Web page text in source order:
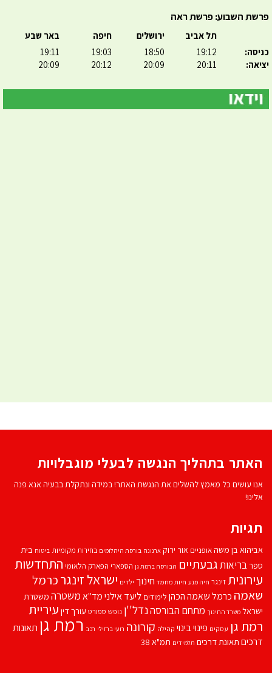
פרשת השבוע: פרשת ראה
כניסה:
יציאה:
תל אביב
19:12
20:11
ירושלים
18:50
20:09
חיפה
19:03
20:12
באר שבע
19:11
20:09
האתר בתהליך הנגשה לבעלי מוגבלויות
אנו עושים כל מאמץ להשלים את הנגשת האתר! במידה ונתקלת בבעיה אנא פנה
אלינו!
תגיות
אביהוא בן משהאופניים אור ירוק ארנונה בורסת היהלומים בחירות מקומיות ביטוח בית
ספרבריאותגבעתיים הבורסה ברמת גן הספארי הפארק הלאומי התחדשות
עירוניתזינגר חיה מנע חיות מחמד חינוך ילדים ישראל זינגרכרמל
שאמה כרמל שאמה הכהן לימודים ליעד אילנימד''אמשטרה משטרת
ישראל משרד החינוך מתחם הבורסהנדל''ן נופש ספורט עורך דין עיריית
רמת גן עסקים פינוי בינוי קהילה קורונה רועי ברזילי רכב רמת גן תאונות
דרכים תאונת דרכים תלמידים תמ"א 38